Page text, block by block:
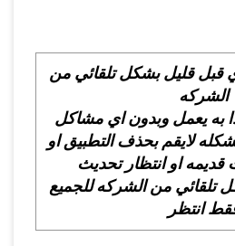
قبل قليل بشكل تلقائي من
الشركه
لايقم بحذف التطبيق او
انتظر